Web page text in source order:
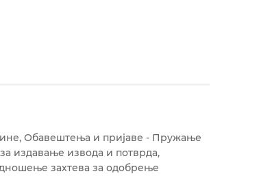
Обавештења и пријаве - Пружање
издавање извода и потврда
захтева за одобрење